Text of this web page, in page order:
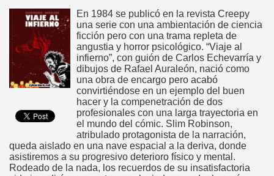
En 1984 se publicó en la revista Creepy
una serie con una ambientación de ciencia
ficción pero con una trama repleta de
angustia y horror psicológico. “Viaje al
infierno”, con guión de Carlos Echevarría y
dibujos de Rafael Auraleón, nació como
una obra de encargo pero acabó
convirtiéndose en un ejemplo del buen
hacer y la compenetración de dos
profesionales con una larga trayectoria en
el mundo del cómic. Slim Robinson,
atribulado protagonista de la narración,
queda aislado en una nave espacial a la deriva, donde
asistiremos a su progresivo deterioro físico y mental.
Rodeado de la nada, los recuerdos de su insatisfactoria